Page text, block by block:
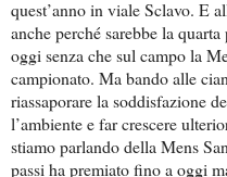
quest’anno in viale Sclavo. E
anche perché sarebbe la
oggi senza che sul campo la
campionato. Ma bando alle
riassaporare la soddisfazione
l’ambiente e far crescere
stiamo parlando della Mens
passi ha premiato fino a oggi